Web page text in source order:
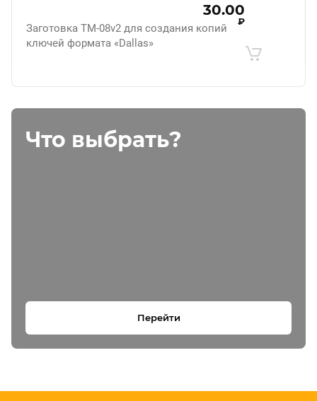
Заготовка ТМ-08v2 для создания копий
ключей формата «Dallas»
30.00
₽
Что выбрать?
Перейти